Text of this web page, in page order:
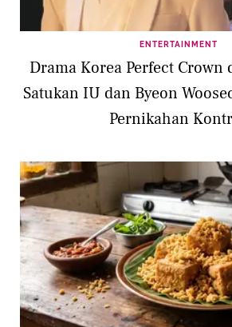
ENTERTAINMENT
Drama Korea Perfect Crown
Satukan IU dan Byeon
Pernikahan